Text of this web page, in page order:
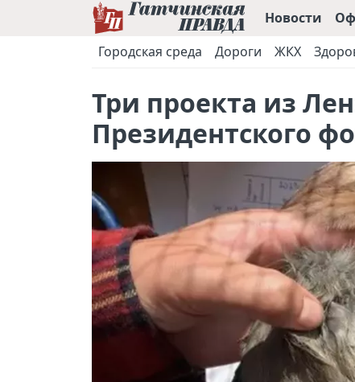
Новости
Городская среда
Дороги ЖКХ
Три проекта из
Президентского